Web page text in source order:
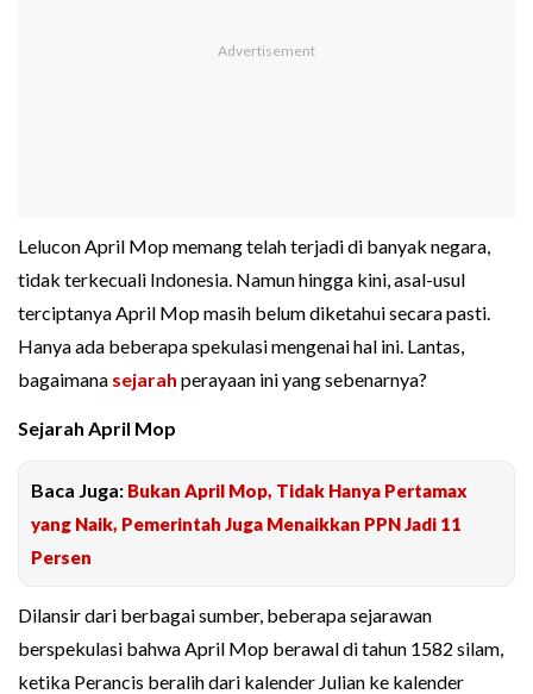
Lelucon April Mop memang telah terjadi di banyak negara,
tidak terkecuali Indonesia. Namun hingga kini, asal-usul
terciptanya April Mop masih belum diketahui secara pasti.
Hanya ada beberapa spekulasi mengenai hal ini. Lantas,
bagaimana sejarah perayaan ini yang sebenarnya?
Sejarah April Mop
Baca Juga: Bukan April Mop, Tidak Hanya Pertamax
yang Naik, Pemerintah Juga Menaikkan PPN Jadi 11
Persen
Dilansir dari berbagai sumber, beberapa sejarawan
berspekulasi bahwa April Mop berawal di tahun 1582 silam,
ketika Perancis beralih dari kalender Julian ke kalender